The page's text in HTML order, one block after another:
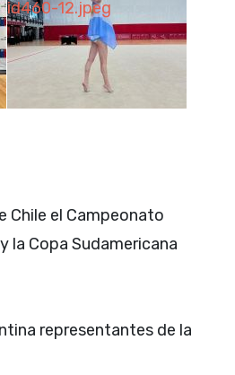
Chile el Campeonato
la Copa Sudamericana
representantes de la